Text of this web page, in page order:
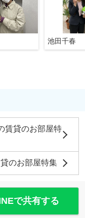
池田千春
賃貸のお部屋特
のお部屋特集
で共有する